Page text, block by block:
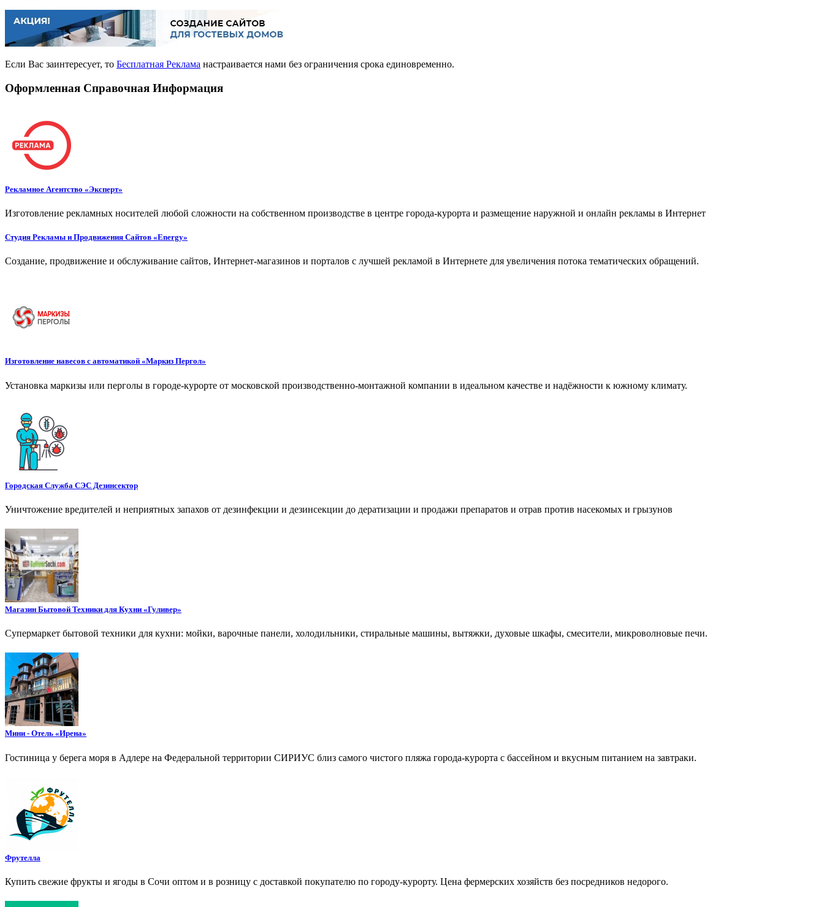
Если Вас заинтересует, то Бесплатная Реклама настраивается нами без ограничения срока единовременно.
Оформленная Справочная Информация
Рекламное Агентство «Эксперт»
Изготовление рекламных носителей любой сложности на собственном производстве в центре города-курорта и размещение наружной и онлайн рекламы в Интернет
Студия Рекламы и Продвижения Сайтов «Energy»
Создание, продвижение и обслуживание сайтов, Интернет-магазинов и порталов с лучшей рекламой в Интернете для увеличения потока тематических обращений.
Изготовление навесов с автоматикой «Маркиз Пергол»
Установка маркизы или перголы в городе-курорте от московской производственно-монтажной компании в идеальном качестве и надёжности к южному климату.
Городская Служба СЭС Дезинсектор
Уничтожение вредителей и неприятных запахов от дезинфекции и дезинсекции до дератизации и продажи препаратов и отрав против насекомых и грызунов
Магазин Бытовой Техники для Кухни «Гуливер»
Супермаркет бытовой техники для кухни: мойки, варочные панели, холодильники, стиральные машины, вытяжки, духовые шкафы, смесители, микроволновые печи.
Мини - Отель «Ирена»
Гостиница у берега моря в Адлере на Федеральной территории СИРИУС близ самого чистого пляжа города-курорта с бассейном и вкусным питанием на завтраки.
Фрутелла
Купить свежие фрукты и ягоды в Сочи оптом и в розницу с доставкой покупателю по городу-курорту. Цена фермерских хозяйств без посредников недорого.